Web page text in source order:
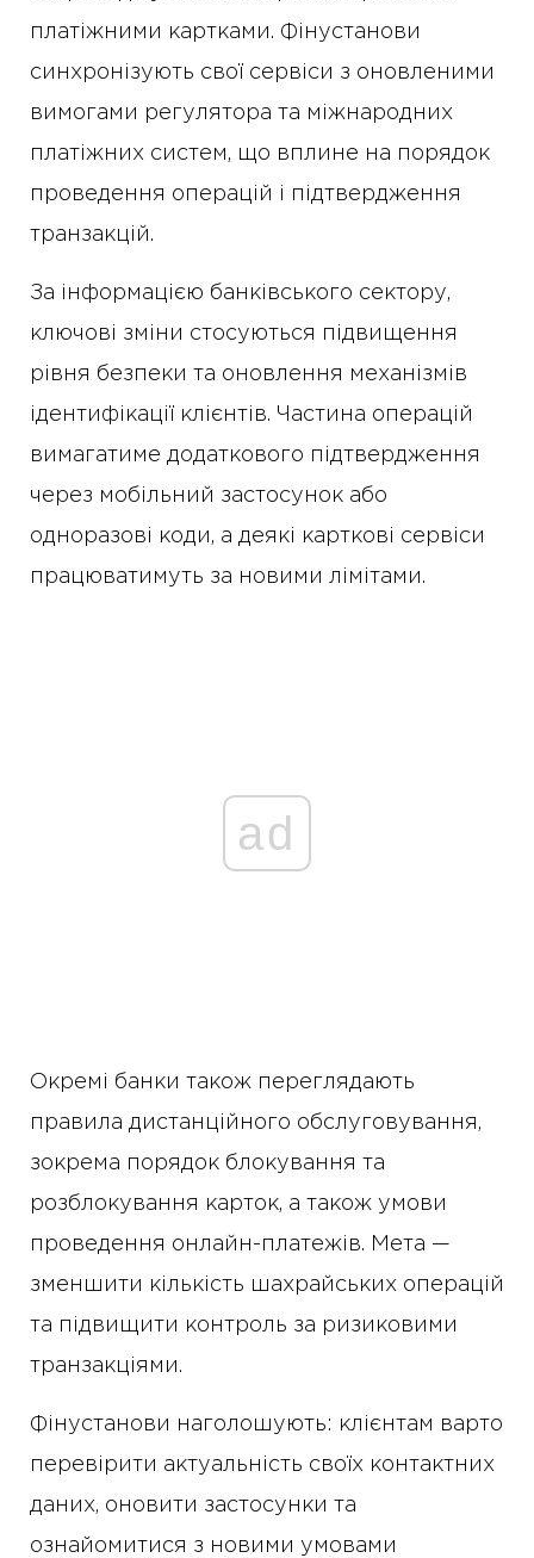
платіжними картками. Фінустанови
синхронізують свої сервіси з оновленими
вимогами регулятора та міжнародних
платіжних систем, що вплине на порядок
проведення операцій і підтвердження
транзакцій.
За інформацією банківського сектору,
ключові зміни стосуються підвищення
рівня безпеки та оновлення механізмів
ідентифікації клієнтів. Частина операцій
вимагатиме додаткового підтвердження
через мобільний застосунок або
одноразові коди, а деякі карткові сервіси
працюватимуть за новими лімітами.
ad
Окремі банки також переглядають
правила дистанційного обслуговування,
зокрема порядок блокування та
розблокування карток, а також умови
проведення онлайн-платежів. Мета —
зменшити кількість шахрайських операцій
та підвищити контроль за ризиковими
транзакціями.
Фінустанови наголошують: клієнтам варто
перевірити актуальність своїх контактних
даних, оновити застосунки та
ознайомитися з новими умовами